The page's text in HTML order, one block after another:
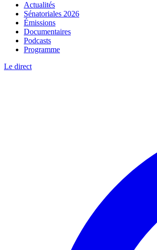
Actualités
Sénatoriales 2026
Émissions
Documentaires
Podcasts
Programme
Le direct